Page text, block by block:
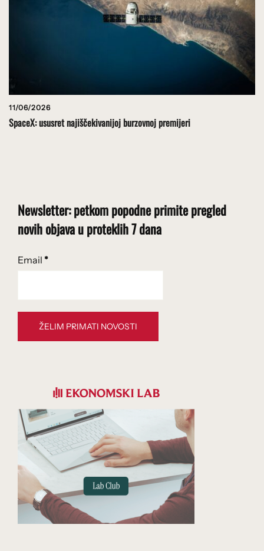
11/06/2026
SpaceX: ususret najiščekivanijoj burzovnoj premijeri
Newsletter: petkom popodne primite pregled
novih objava u proteklih 7 dana
Email *